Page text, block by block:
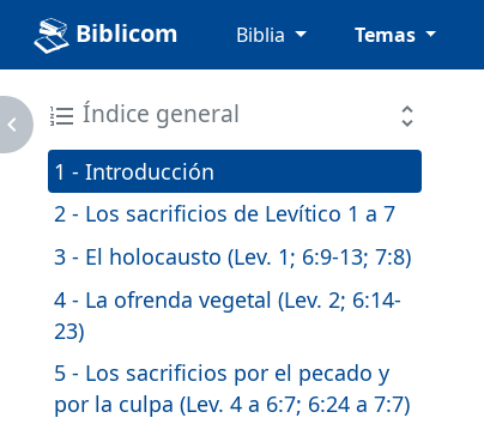
Biblicom Biblia Temas
format_list_numbered Índice general
unfold_more
1 - Introducción
2 - Los sacrificios de Levítico 1 a 7
3 - El holocausto (Lev. 1; 6:9-13; 7:8)
4 - La ofrenda vegetal (Lev. 2; 6:14-
23)
5 - Los sacrificios por el pecado y
por la culpa (Lev. 4 a 6:7; 6:24 a 7:7)